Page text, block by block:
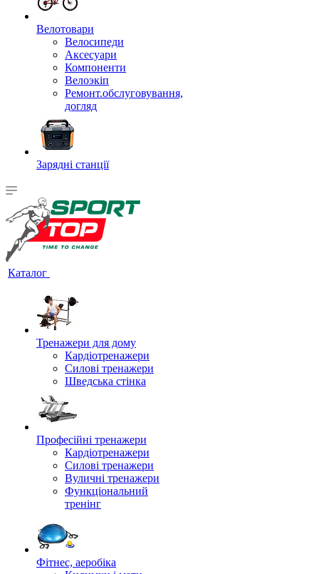
Велотовари
Велосипеди
Аксесуари
Компоненти
Велоэкіп
Ремонт.обслуговування,
догляд
Зарядні станції
Каталог
Тренажери для дому
Кардіотренажери
Силові тренажери
Шведська стінка
Професійні тренажери
Кардіотренажери
Силові тренажери
Вуличні тренажери
Функціональний
тренінг
Фітнес, аеробіка